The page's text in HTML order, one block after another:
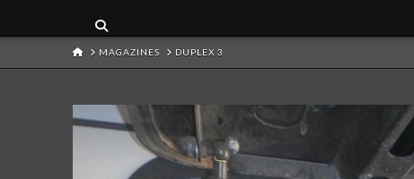
HOMEMAGAZINES DUPLEX 3